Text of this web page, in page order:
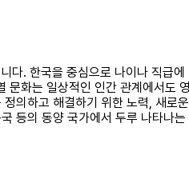
. 한국을 중심으로 나이나 직급
화는 일상적인 인간 관계에서도
의하고 해결하기 위한 노력, 새
등의 동양 국가에서 두루 나타나